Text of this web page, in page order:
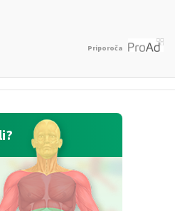
Priporoča